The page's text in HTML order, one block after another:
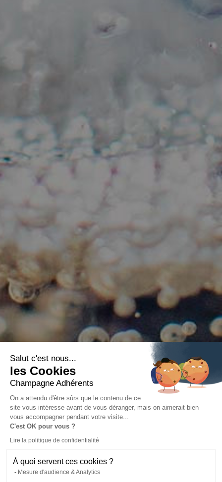
Salut c'est nous...
les Cookies
Champagne Adhérents
On a attendu d'être sûrs que le contenu de ce
site vous intéresse avant de vous déranger, mais on aimerait bien
vous accompagner pendant votre visite...
C'est OK pour vous ?
Lire la politique de confidentialité
À quoi servent ces cookies ?
Mesure d'audience & Analytics